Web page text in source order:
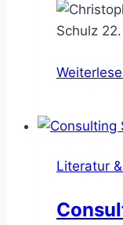
Schulz
Literatur